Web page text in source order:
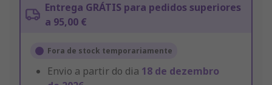
Entrega GRÁTIS para pedidos superiores
a 95,00 €
Fora de stock temporariamente
Envio a partir do dia 18 de dezembro